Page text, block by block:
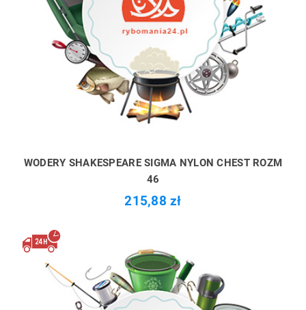
WODERY SHAKESPEARE SIGMA NYLON CHEST ROZM
46
215,88 zł